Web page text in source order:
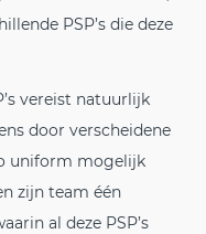
PSP’s die deze
vereist natuurlijk
door verscheidene
uniform mogelijk
zijn team één
al deze PSP’s